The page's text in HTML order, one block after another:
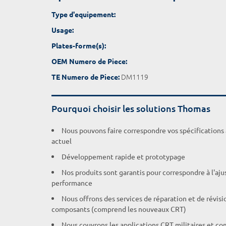
Type d'equipement:
Usage:
Plates-forme(s):
OEM Numero de Piece:
TE Numero de Piece: DM1119
Pourquoi choisir les solutions Thomas
Nous pouvons faire correspondre vos
actuel
Développement rapide et prototypage
Nos produits sont garantis pour correspondre à
performance
Nous offrons des services de réparation et de
composants (comprend les nouveaux CRT)